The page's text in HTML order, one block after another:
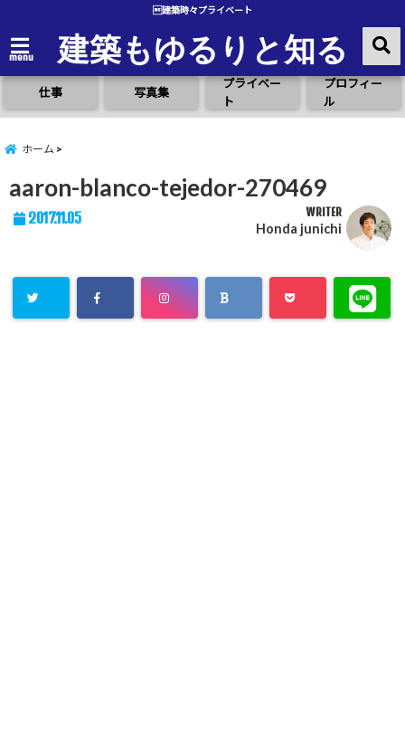
建築時々プライベート
menu 建築もゆるりと知る
仕事 写真集
プライベー
ト
プロフィー
ル
ホーム
aaron-blanco-tejedor-270469
2017.11.05 WRITER
Honda junichi